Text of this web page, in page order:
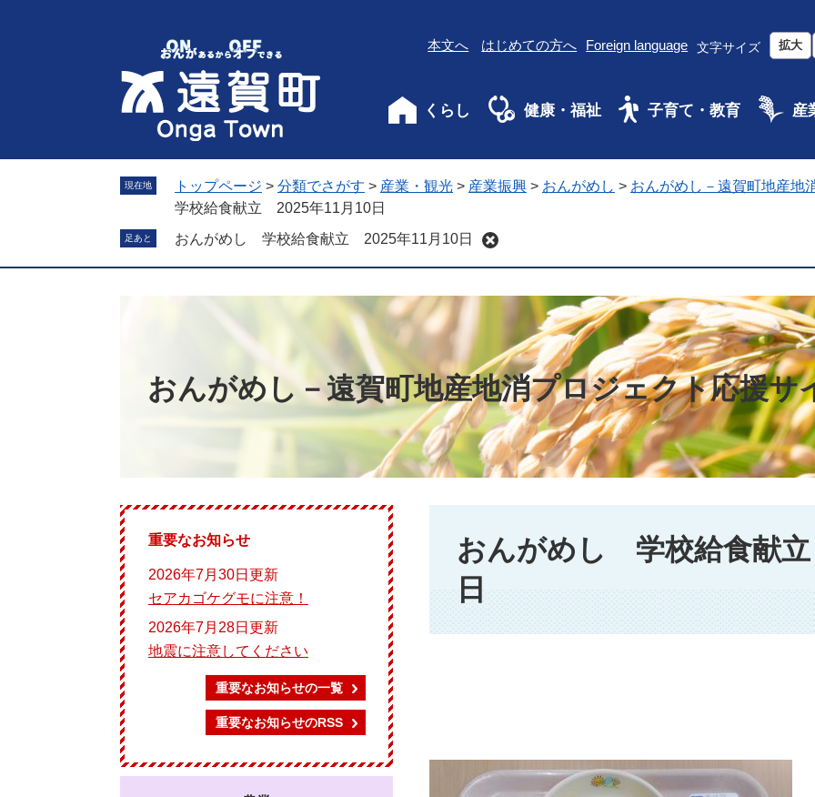
す
し
本文へ はじめての方へ Foreign language 文字サイズ 拡大
くらし 健康・福祉 子育て・教育 産
現在地 トップページ > 分類でさがす > 産業・観光 > 産業振興 > おんがめし > おんがめし－遠賀町地産地
学校給食献立 2025年11月10日
足あと おんがめし 学校給食献立 2025年11月10日
おんがめし－遠賀町地産地消プロジェクト応援サ
おんがめし 学校給食献
日
重要なお知らせ
2026年7月30日更新
セアカゴケグモに注意！
2026年7月28日更新
地震に注意してください
重要なお知らせの一覧
重要なお知らせのRSS